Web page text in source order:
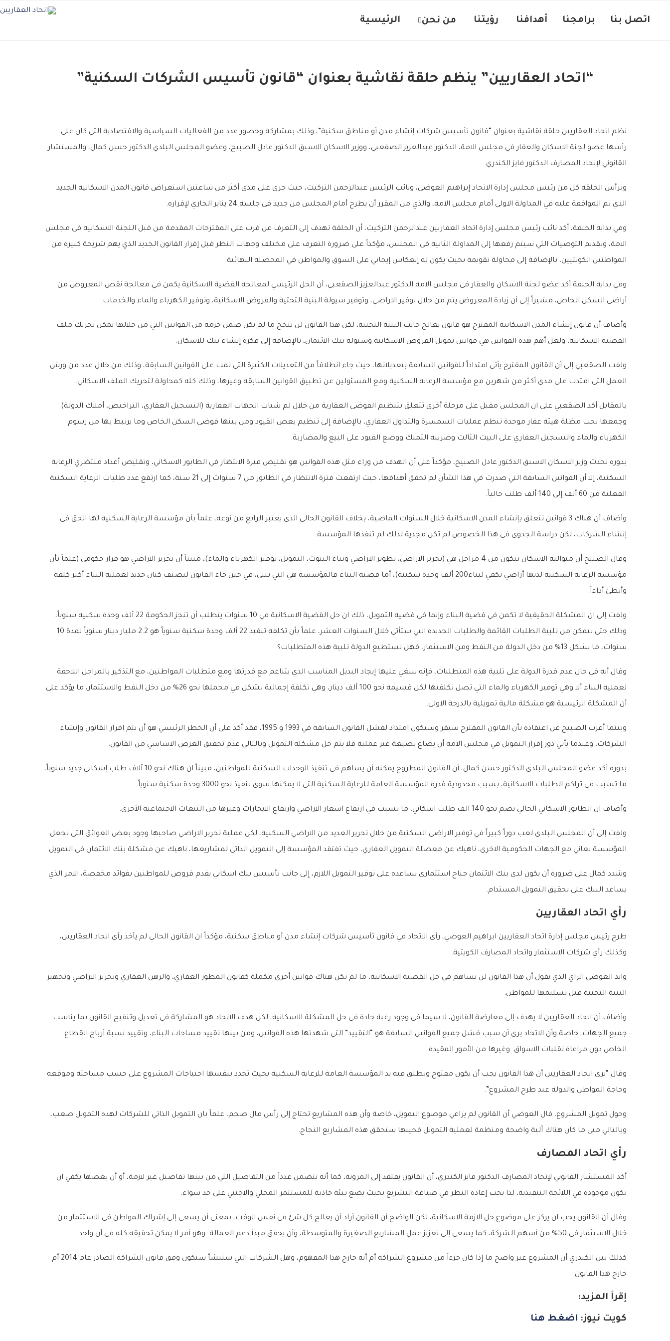
الرئيسية من نحن رؤيتنا ‏ أهدافنا ‏ برامجنا اتصل بنا
“اتحاد العقاريين” ينظم حلقة نقاشية بعنوان “قانون تأسيس الشركات السكنية”
نظم اتحاد العقاريين حلقة نقاشية بعنوان “قانون تأسيس شركات إنشاء مدن أو مناطق سكنية”، وذلك بمشاركة وحضور عدد من الفعاليات السياسية والاقتصادية التي كان على
رأسها عضو لجنة الاسكان والعقار في مجلس الامة، الدكتور عبدالعزيز الصقعبي، ووزير الاسكان الاسبق الدكتور عادل الصبيح، وعضو المجلس البلدي الدكتور حسن كمال، والمستشار
القانوني لإتحاد المصارف الدكتور فايز الكندري.
وترأس الحلقة كل من رئيس مجلس إدارة الاتحاد إبراهيم العوضي، ونائب الرئيس عبدالرحمن التركيت، حيث جرى على مدى أكثر من ساعتين استعراض قانون المدن الاسكانية الجديد
الذي تم الموافقة عليه في المداولة الاولى أمام مجلس الامة، والذي من المقرر أن يطرح أمام المجلس من جديد في جلسة 24 يناير الجاري لإقراره.
وفي بداية الحلقة، أكد نائب رئيس مجلس إدارة اتحاد العقاريين عبدالرحمن التركيت، أن الحلقة تهدف إلى التعرف عن قرب على المقترحات المقدمة من قبل اللجنة الاسكانية في مجلس
الامة، وتقديم التوصيات التي سيتم رفعها إلى المداولة الثانية في المجلس، مؤكداً على ضرورة التعرف على مختلف وجهات النظر قبل إقرار القانون الجديد الذي يهم شريحة كبيرة من
المواطنين الكويتيين، بالإضافة إلى محاولة تقويمه بحيث يكون له إنعكاس إيجابي على السوق والمواطن في المحصلة النهائية.
وفي بداية الحلقة أكد عضو لجنة الاسكان والعقار في مجلس الامة الدكتور عبدالعزيز الصقعبي، أن الحل الرئيسي لمعالجة القضية الاسكانية يكمن في معالجة نقص المعروض من
أراضي السكن الخاص، مشيراً إلى أن زيادة المعروض يتم من خلال توفير الاراضي، وتوفير سيولة البنية التحتية والقروض الاسكانية، وتوفير الكهرباء والماء والخدمات.
وأضاف أن قانون إنشاء المدن الاسكانية المقترح هو قانون يعالج جانب البنية التحتية، لكن هذا القانون لن ينجح ما لم يكن ضمن حزمة من القوانين التي من خلالها يمكن تحريك ملف
القضية الاسكانية، ولعل أهم هذه القوانين هي قوانين تمويل القروض الاسكانية وسيولة بنك الائتمان، بالإضافة إلى فكرة إنشاء بنك للاسكان.
ولفت الصقعبي إلى أن القانون المقترح يأتي امتداداً للقوانين السابقة بتعديلاتها، حيث جاء انطلاقاً من التعديلات الكثيرة التي تمت على القوانين السابقة، وذلك من خلال عدد من ورش
العمل التي امتدت على مدى أكثر من شهرين مع مؤسسة الرعاية السكنية ومع المسئولين عن تطبيق القوانين السابقة وغيرها، وذلك كله كمحاولة لتحريك الملف الاسكاني.
بالمقابل أكد الصقعبي على ان المجلس مقبل على مرحلة أخرى تتعلق بتنظيم الفوضى العقارية من خلال لم شتات الجهات العقارية (التسجيل العقاري، التراخيص، أملاك الدولة)
وجمعها تحت مظلة هيئة عقار موحدة تنظم عمليات السمسرة والتداول العقاري، بالإضافة إلى تنظيم بعض القيود ومن بينها فوضى السكن الخاص وما يرتبط بها من رسوم
الكهرباء والماء والتسجيل العقاري على البيت الثالث وضريبة التملك ووضع القيود على البيع والمضاربة.
بدوره تحدث وزير الاسكان الاسبق الدكتور عادل الصبيح، مؤكداً على أن الهدف من وراء مثل هذه القوانين هو تقليص فترة الانتظار في الطابور الاسكاني، وتقليص أعداد منتظري الرعاية
السكنية، إلا أن القوانين السابقة التي صدرت في هذا الشأن لم تحقق أهدافها، حيث ارتفعت فترة الانتظار في الطابور من 7 سنوات إلى 21 سنة، كما ارتفع عدد طلبات الرعاية السكنية
الفعلية من 60 ألف إلى 140 ألف طلب حالياً.
وأضاف أن هناك 3 قوانين تتعلق بإنشاء المدن الاسكانية خلال السنوات الماضية، بخلاف القانون الحالي الذي يعتبر الرابع من نوعه، علماً بأن مؤسسة الرعاية السكنية لها الحق في
إنشاء الشركات، لكن دراسة الجدوى في هذا الخصوص لم تكن مجدية لذلك لم تنفذها المؤسسة.
وقال الصبيح أن متوالية الاسكان تتكون من 4 مراحل هي (تحرير الاراضي، تطوير الاراضي وبناء البيوت، التمويل، توفير الكهرباء والماء)، مبيناً أن تحرير الاراضي هو قرار حكومي (علماً بأن
مؤسسة الرعاية السكنية لديها أراضي تكفي لبناء200 ألف وحدة سكنية)، أما قضية البناء فالمؤسسة هي التي تبني، في حين جاء القانون ليضيف كيان جديد لعملية البناء أكثر كلفة
وأبطئ أداءاً.
ولفت إلى ان المشكلة الحقيقية لا تكمن في قضية البناء وإنما في قضية التمويل، ذلك ان حل القضية الاسكانية في 10 سنوات يتطلب أن تنجز الحكومة 22 ألف وحدة سكنية سنوياً،
وذلك حتى تتمكن من تلبية الطلبات القائمة والطلبات الجديدة التي ستأتي خلال السنوات العشر، علماً بأن تكلفة تنفيذ 22 ألف وحدة سكنية سنوياً هو 2.2 مليار دينار سنوياً لمدة 10
سنوات، ما يشكل 13% من دخل الدولة من النفط ومن الاستثمار، فهل تستطيع الدولة تلبية هذه المتطلبات؟
وقال أنه في حال عدم قدرة الدولة على تلبية هذه المتطلبات، فإنه ينبغي عليها إيجاد البديل المناسب الذي يتناغم مع قدرتها ومع متطلبات المواطنين، مع التذكير بالمراحل اللاحقة
لعملية البناء ألا وهي توفير الكهرباء والماء التي تصل تكلفتها لكل قسيمة نحو 100 ألف دينار، وهي تكلفة إجمالية تشكل في مجملها نحو 26% من دخل النفط والاستثمار، ما يؤكد على
أن المشكلة الرئيسية هو مشكلة مالية تمويلية بالدرجة الاولى.
وبينما أعرب الصبيح عن اعتقاده بأن القانون المقترح سيقر وسيكون امتداد لفشل القانون السابقة في 1993 و 1995، فقد أكد على أن الخطر الرئيسي هو أن يتم اقرار القانون وإنشاء
الشركات، وعندما يأتي دور إقرار التمويل في مجلس الامة أن يصاغ بصيغة غير عملية فلا يتم حل مشكلة التمويل وبالتالي عدم تحقيق الغرض الاساسي من القانون.
بدوره أكد عضو المجلس البلدي الدكتور حسن كمال، أن القانون المطروح يمكنه أن يساهم في تنفيذ الوحدات السكنية للمواطنين، مبيناً ان هناك نحو 10 آلاف طلب إسكاني جديد سنوياً،
ما تسبب في تراكم الطلبات الاسكانية، بسبب محدودية قدرة المؤسسة العامة للرعاية السكنية التي لا يمكنها سوى تنفيذ نحو 3000 وحدة سكنية سنوياً.
وأضاف ان الطابور الاسكاني الحالي يضم نحو 140 الف طلب اسكاني، ما تسبب في ارتفاع اسعار الاراضي وارتفاع الايجارات وغيرها من التبعات الاجتماعية الأخرى.
ولفت إلى أن المجلس البلدي لعب دوراً كبيراً في توفير الاراضي السكنية من خلال تحرير العديد من الاراضي السكنية، لكن عملية تحرير الاراضي صاحبها وجود بعض العوائق التي تجعل
المؤسسة تعاني مع الجهات الحكومية الاخرى، ناهيك عن معضلة التمويل العقاري، حيث تفتقد المؤسسة إلى التمويل الذاتي لمشاريعها، ناهيك عن مشكلة بنك الائتمان في التمويل.
وشدد كمال على ضرورة أن يكون لدى بنك الائتمان جناح استثماري يساعده على توفير التمويل اللازم، إلى جانب تأسيس بنك اسكاني يقدم قروض للمواطنين بفوائد مخفضة، الامر الذي
يساعد البنك على تحقيق التمويل المستدام.
رأي اتحاد العقاريين
طرح رئيس مجلس إدارة اتحاد العقاريين ابراهيم العوضي، رأي الاتحاد في قانون تأسيس شركات إنشاء مدن أو مناطق سكنية، مؤكداً ان القانون الحالي لم يأخذ رأي اتحاد العقاريين،
وكذلك رأي شركات الاستثمار واتحاد المصارف الكويتية.
وايد العوضي الراي الذي يقول أن هذا القانون لن يساهم في حل القضية الاسكانية، ما لم تكن هناك قوانين أخرى مكملة كقانون المطور العقاري، والرهن العقاري وتحرير الاراضي وتجهيز
البنية التحتية قبل تسليمها للمواطن.
وأضاف أن اتحاد العقاريين لا يهدف إلى معارضة القانون، لا سيما في وجود رغبة جادة في حل المشكلة الاسكانية، لكن هدف الاتحاد هو المشاركة في تعديل وتنقيح القانون بما يناسب
جميع الجهات، خاصة وأن الاتحاد يرى أن سبب فشل جميع القوانين السابقة هو “التقييد” التي شهدتها هذه القوانين، ومن بينها تقييد مساحات البناء، وتقييد نسبة أرباح القطاع
الخاص دون مراعاة تقلبات الاسواق..وغيرها من الأمور المقيدة.
وقال “يرى اتحاد العقاريين أن هذا القانون يجب أن يكون مفتوح وتطلق فيه يد المؤسسة العامة للرعاية السكنية بحيث تحدد بنفسها احتياجات المشروع على حسب مساحته وموقعه
وحاجة المواطن والدولة عند طرح المشروع”.
وحول تمويل المشروع، قال العوضي أن القانون لم يراعي موضوع التمويل، خاصة وأن هذه المشاريع تحتاج إلى رأس مال ضخم، علماً بان التمويل الذاتي للشركات لهذه التمويل صعب،
وبالتالي متى ما كان هناك آلية واضحة ومنظمة لعملية التمويل فحينها ستحقق هذه المشاريع النجاح.
رأي اتحاد المصارف
أكد المستشار القانوني لإتحاد المصارف الدكتور فايز الكندري، أن القانون يفتقد إلى المرونة، كما أنه يتضمن عدداً من التفاصيل التي من بينها تفاصيل غير لازمة، أو أن بعضها يكفي ان
تكون موجودة في اللائحة التنفيذية، لذا يجب إعادة النظر في صياغة التشريع بحيث يضع بيئة جاذبة للمستثمر المحلي والاجنبي على حد سواء.
وقال أن القانون يجب ان يركز على موضوع حل الازمة الاسكانية، لكن الواضح أن القانون أراد أن يعالج كل شئ في نفس الوقت، بمعنى أن يسعى إلى إشراك المواطن في الاستثمار من
خلال الاستثمار في 50% من أسهم الشركة، كما يسعى إلى تعزيز عمل المشاريع الصغيرة والمتوسطة، وأن يحقق مبدأ دعم العمالة..وهو أمر لا يمكن تحقيقه كله في آن واحد.
كذلك بين الكندري أن المشروع غير واضح ما إذا كان جزءاً من مشروع الشراكة أم أنه خارج هذا المفهوم، وهل الشركات التي ستنشأ ستكون وفق قانون الشراكة الصادر عام 2014 أم
خارج هذا القانون.
إقرأ المزيد:
كويت نيوز: اضغط هنا